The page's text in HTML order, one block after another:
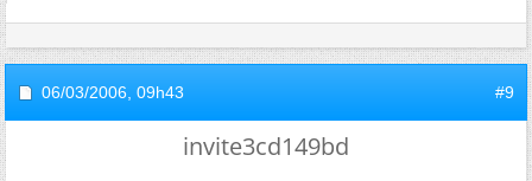
06/03/2006, 09h43 #9
invite3cd149bd